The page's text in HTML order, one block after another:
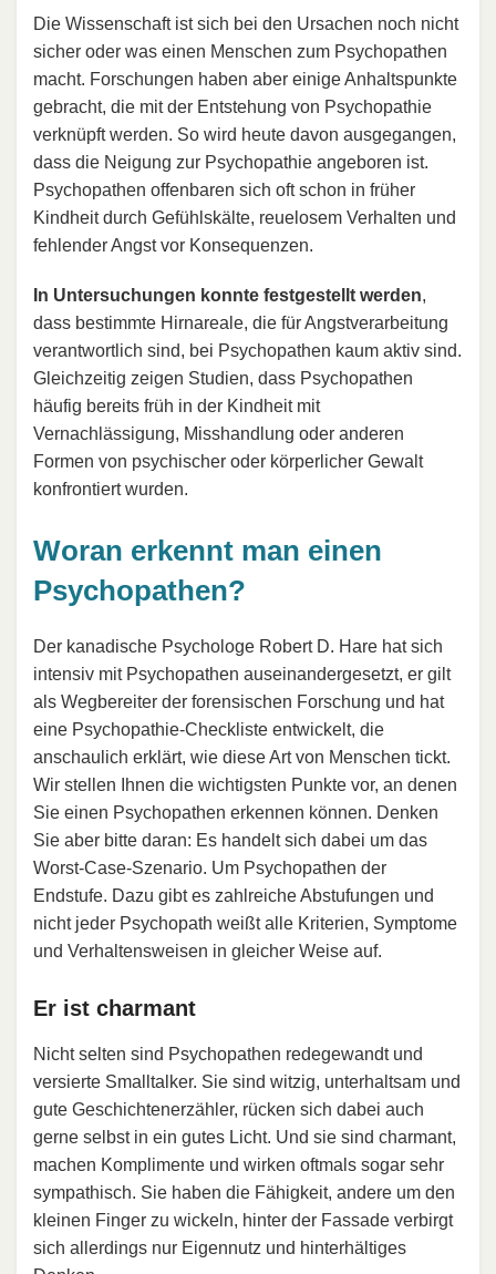
Die Wissenschaft ist sich bei den Ursachen noch nicht
sicher oder was einen Menschen zum Psychopathen
macht. Forschungen haben aber einige Anhaltspunkte
gebracht, die mit der Entstehung von Psychopathie
verknüpft werden. So wird heute davon ausgegangen,
dass die Neigung zur Psychopathie angeboren ist.
Psychopathen offenbaren sich oft schon in früher
Kindheit durch Gefühlskälte, reuelosem Verhalten und
fehlender Angst vor Konsequenzen.
In Untersuchungen konnte festgestellt werden,
dass bestimmte Hirnareale, die für Angstverarbeitung
verantwortlich sind, bei Psychopathen kaum aktiv sind.
Gleichzeitig zeigen Studien, dass Psychopathen
häufig bereits früh in der Kindheit mit
Vernachlässigung, Misshandlung oder anderen
Formen von psychischer oder körperlicher Gewalt
konfrontiert wurden.
Woran erkennt man einen
Psychopathen?
Der kanadische Psychologe Robert D. Hare hat sich
intensiv mit Psychopathen auseinandergesetzt, er gilt
als Wegbereiter der forensischen Forschung und hat
eine Psychopathie-Checkliste entwickelt, die
anschaulich erklärt, wie diese Art von Menschen tickt.
Wir stellen Ihnen die wichtigsten Punkte vor, an denen
Sie einen Psychopathen erkennen können. Denken
Sie aber bitte daran: Es handelt sich dabei um das
Worst-Case-Szenario. Um Psychopathen der
Endstufe. Dazu gibt es zahlreiche Abstufungen und
nicht jeder Psychopath weißt alle Kriterien, Symptome
und Verhaltensweisen in gleicher Weise auf.
Er ist charmant
Nicht selten sind Psychopathen redegewandt und
versierte Smalltalker. Sie sind witzig, unterhaltsam und
gute Geschichtenerzähler, rücken sich dabei auch
gerne selbst in ein gutes Licht. Und sie sind charmant,
machen Komplimente und wirken oftmals sogar sehr
sympathisch. Sie haben die Fähigkeit, andere um den
kleinen Finger zu wickeln, hinter der Fassade verbirgt
sich allerdings nur Eigennutz und hinterhältiges